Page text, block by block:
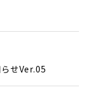
せVer.05